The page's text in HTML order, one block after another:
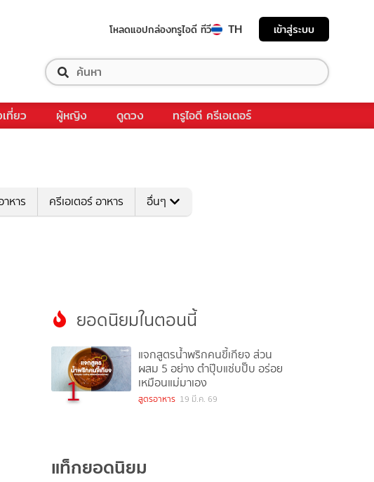
โหลดแอปกล่องทรูไอดี ทีวี TH เข้าสู่ระบบ
ที่ยว ผู้หญิง ดูดวง ทรูไอดี ครีเอเตอร์
หาร ครีเอเตอร์ อาหาร อื่นๆ
ยอดนิยมในตอนนี้
1
แจกสูตรน้ำพริกคนขี้เกียจ ส่วน
ผสม 5 อย่าง ตำปุ๊บแซ่บปั๊บ อร่อย
เหมือนแม่มาเอง
สูตรอาหาร 19 มี.ค. 69
แท็กยอดนิยม